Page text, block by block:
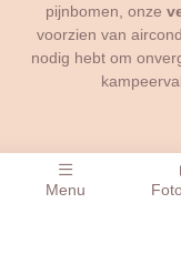
Menu
pijnbomen, onze
voorzien van
nodig hebt om